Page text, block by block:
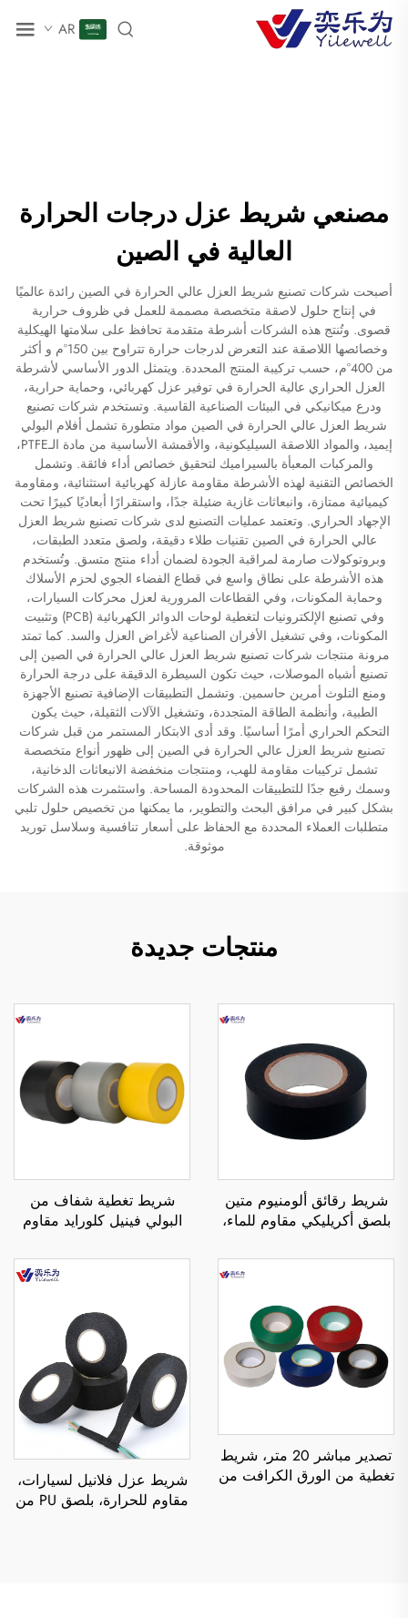
AR
مصنعي شريط عزل درجات الحرارة
العالية في الصين
أصبحت شركات تصنيع شريط العزل عالي الحرارة في الصين رائدة عالميًا
في إنتاج حلول لاصقة متخصصة مصممة للعمل في ظروف حرارية
قصوى. وتُنتج هذه الشركات أشرطة متقدمة تحافظ على سلامتها الهيكلية
وخصائصها اللاصقة عند التعرض لدرجات حرارة تتراوح بين 150°م و أكثر
من 400°م، حسب تركيبة المنتج المحددة. ويتمثل الدور الأساسي لأشرطة
العزل الحراري عالية الحرارة في توفير عزل كهربائي، وحماية حرارية،
ودرع ميكانيكي في البيئات الصناعية القاسية. وتستخدم شركات تصنيع
شريط العزل عالي الحرارة في الصين مواد متطورة تشمل أفلام البولي
إيميد، والمواد اللاصقة السيليكونية، والأقمشة الأساسية من مادة الـPTFE،
والمركبات المعبأة بالسيراميك لتحقيق خصائص أداء فائقة. وتشمل
الخصائص التقنية لهذه الأشرطة مقاومة عازلة كهربائية استثنائية، ومقاومة
كيميائية ممتازة، وانبعاثات غازية ضئيلة جدًا، واستقرارًا أبعاديًا كبيرًا تحت
الإجهاد الحراري. وتعتمد عمليات التصنيع لدى شركات تصنيع شريط العزل
عالي الحرارة في الصين تقنيات طلاء دقيقة، ولصق متعدد الطبقات،
وبروتوكولات صارمة لمراقبة الجودة لضمان أداء منتج متسق. وتُستخدم
هذه الأشرطة على نطاق واسع في قطاع الفضاء الجوي لحزم الأسلاك
وحماية المكونات، وفي القطاعات المرورية لعزل محركات السيارات،
وفي تصنيع الإلكترونيات لتغطية لوحات الدوائر الكهربائية (PCB) وتثبيت
المكونات، وفي تشغيل الأفران الصناعية لأغراض العزل والسد. كما تمتد
مرونة منتجات شركات تصنيع شريط العزل عالي الحرارة في الصين إلى
تصنيع أشباه الموصلات، حيث تكون السيطرة الدقيقة على درجة الحرارة
ومنع التلوث أمرين حاسمين. وتشمل التطبيقات الإضافية تصنيع الأجهزة
الطبية، وأنظمة الطاقة المتجددة، وتشغيل الآلات الثقيلة، حيث يكون
التحكم الحراري أمرًا أساسيًا. وقد أدى الابتكار المستمر من قبل شركات
تصنيع شريط العزل عالي الحرارة في الصين إلى ظهور أنواع متخصصة
تشمل تركيبات مقاومة للهب، ومنتجات منخفضة الانبعاثات الدخانية،
وسمك رفيع جدًا للتطبيقات المحدودة المساحة. واستثمرت هذه الشركات
بشكل كبير في مرافق البحث والتطوير، ما يمكنها من تخصيص حلول تلبي
متطلبات العملاء المحددة مع الحفاظ على أسعار تنافسية وسلاسل توريد
موثوقة.
منتجات جديدة
شريط رقائق ألومنيوم متين
بلصق أكريليكي مقاوم للماء،
التغطية المؤقتة
شريط تغطية شفاف من
البولي فينيل كلورايد مقاوم
وسهل القطع، مقوى، بلصق
حساس للضغط من الجهتين،
تصدير مباشر 20 متر، شريط
تغطية من الورق الكرافت من
شريط عزل فلانيل لسيارات،
مقاوم للحرارة، بلصق PU من